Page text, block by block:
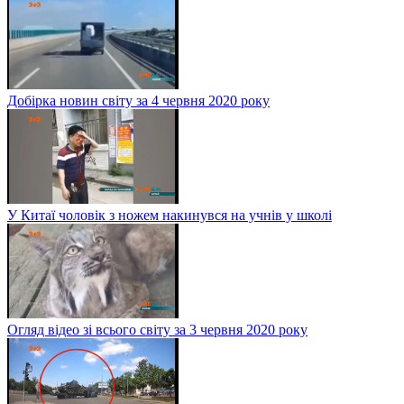
Добірка новин світу за 4 червня 2020 року
У Китаї чоловік з ножем накинувся на учнів у школі
Огляд відео зі всього світу за 3 червня 2020 року